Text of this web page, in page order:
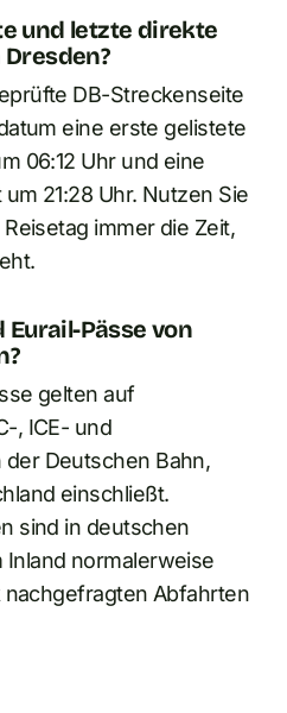
und letzte direkte
DB-Streckenseite
eine erste gelistete
06:12 Uhr und eine
21:28 Uhr. Nutzen Sie
immer die Zeit,
Pässe von
gelten auf
, ICE- und
Deutschen Bahn,
einschließt.
sind in deutschen
normalerweise
Abfahrten